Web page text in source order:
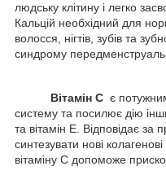
людську клітину і легко
Кальцій необхідний для
волосся, нігтів, зубів та
синдрому
Вітамін С є
систему та посилює дію
та вітамін Е. Відповідає за
синтезувати нові
вітаміну С допоможе